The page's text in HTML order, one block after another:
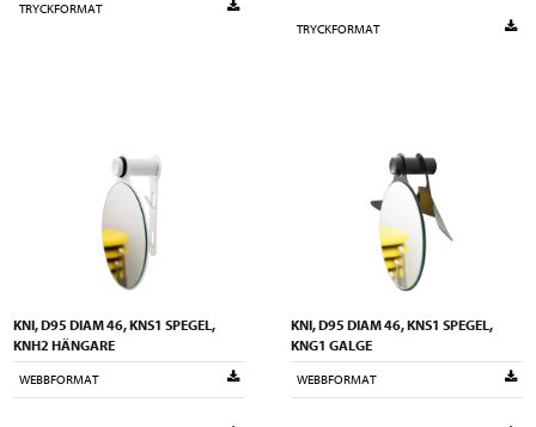
TRYCKFORMAT
TRYCKFORMAT
KNI, D95 DIAM 46, KNS1 SPEGEL,
KNH2 HÄNGARE
WEBBFORMAT
KNI, D95 DIAM 46, KNS1 SPEGEL,
KNG1 GALGE
WEBBFORMAT